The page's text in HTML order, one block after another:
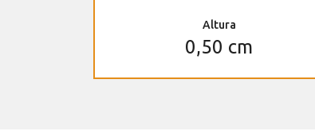
Altura
0,50 cm